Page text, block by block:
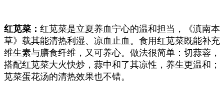
红苋菜： 红苋菜是立夏养血宁心的温和担当，
《滇南本
草》 载其能清热利湿、凉血止血。食用红苋菜既能补充
维生素与膳食纤维，又可养心。做法很简单：切蒜蓉，
搭配红苋菜大火快炒，蒜中和了其凉性，养生更温和；
苋菜蛋花汤的清热效果也不错。